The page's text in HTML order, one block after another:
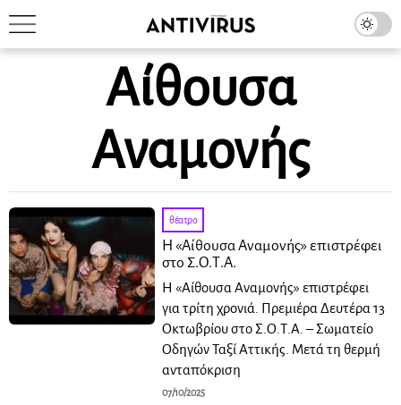
Αίθουσα
Αναμονής
θέατρο
Η «Αίθουσα Αναμονής» επιστρέφει
στο Σ.Ο.Τ.Α.
Η «Αίθουσα Αναμονής» επιστρέφει
για τρίτη χρονιά. Πρεμιέρα Δευτέρα 13
Οκτωβρίου στο Σ.Ο.Τ.Α. – Σωματείο
Οδηγών Ταξί Αττικής. Μετά τη θερμή
ανταπόκριση
07/10/2025